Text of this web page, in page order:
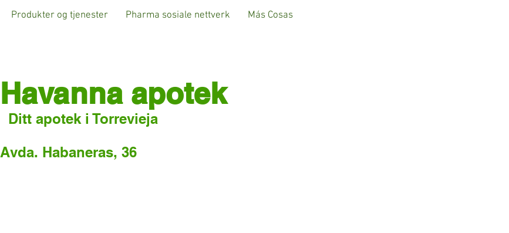
Produkter og tjenester Pharma sosiale nettverk Más Cosas
Havanna apotek
Ditt apotek i Torrevieja
Avda. Habaneras, 36